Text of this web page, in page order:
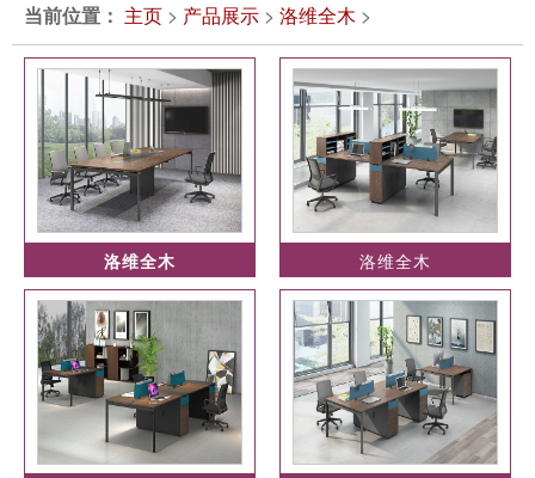
当前位置： 主页 > 产品展示 > 洛维全木 >
洛维全木 洛维全木